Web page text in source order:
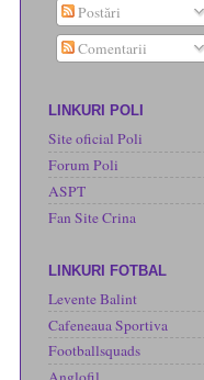
Postări
Comentarii
LINKURI POLI
Site oficial Poli
Forum Poli
ASPT
Fan Site Crina
LINKURI FOTBAL
Levente Balint
Cafeneaua Sportiva
Footballsquads